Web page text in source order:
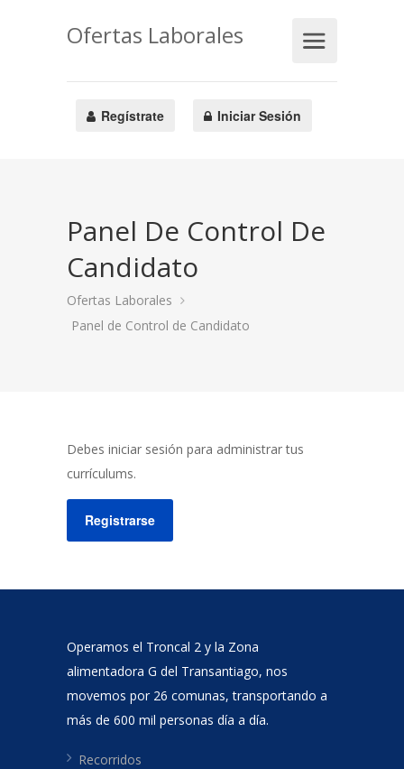
Ofertas Laborales
Regístrate Iniciar Sesión
Panel De Control De
Candidato
Ofertas Laborales
Panel de Control de Candidato
Debes iniciar sesión para administrar tus
currículums.
Registrarse
Operamos el Troncal 2 y la Zona
alimentadora G del Transantiago, nos
movemos por 26 comunas, transportando a
más de 600 mil personas día a día.
Recorridos